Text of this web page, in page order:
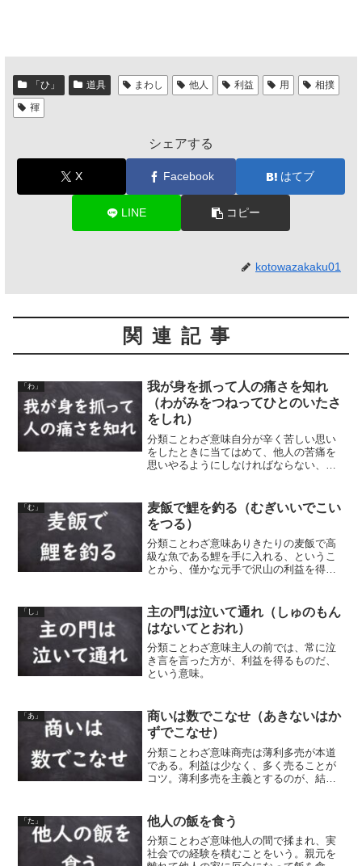
「ひ」 道具 まわし 他人 利益 用
相撲
褌
シェアする
X Facebook はてブ
LINE コピー
kotowazakaku01
関連記事
「わ」
我が身を抓って人の痛さを知れ
（わがみをつねってひとのいたさ
をしれ）
分類ことわざ意味自分が辛く苦しい思い
をしたときに当てはめて、他人の苦痛を
思いやるようにしなければならない、と
こと。自分の身体を抓ったその痛みか
ら、人の身の痛みも分かるも...
「む」
麦飯で鯉を釣る（むぎいいでこい
をつる）
分類ことわざ意味ありきたりの麦飯で高
級な魚である鯉を手に入れる、というこ
とから、僅かな元手で沢山の利益を得る
「し」
主の門は泣いて通れ（しゅのもん
はないてとおれ）
分類ことわざ意味主人の前では、常に泣
き言を言った方が、利益を得るものだ、
という意味。
「あ」
商いは数でこなせ（あきないはか
ずでこなせ）
分類ことわざ意味商売は薄利多売が本道
である。利益は少なく、多く売ることが
コツ。薄利多売を主義とするのが、結局
「た」 他人の飯を食う
分類ことわざ意味他人の間で揉まれ、実
社会での経験を積むことをいう。親元を